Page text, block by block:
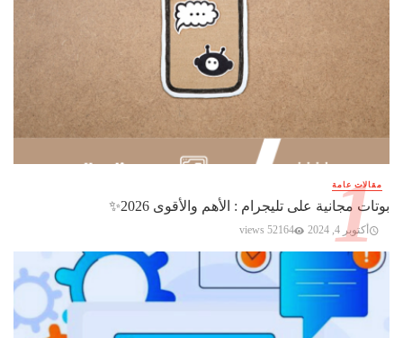
مقالات عامة
بوتات مجانية على تليجرام : الأهم والأقوى 2026✨️
أكتوبر 4, 2024 52164 views